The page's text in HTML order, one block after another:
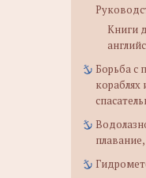
Книги
Борьба с
кораблях